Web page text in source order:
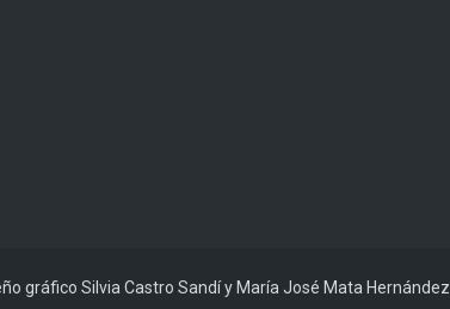
gráfico Silvia Castro Sandí y María José Mata Hernández